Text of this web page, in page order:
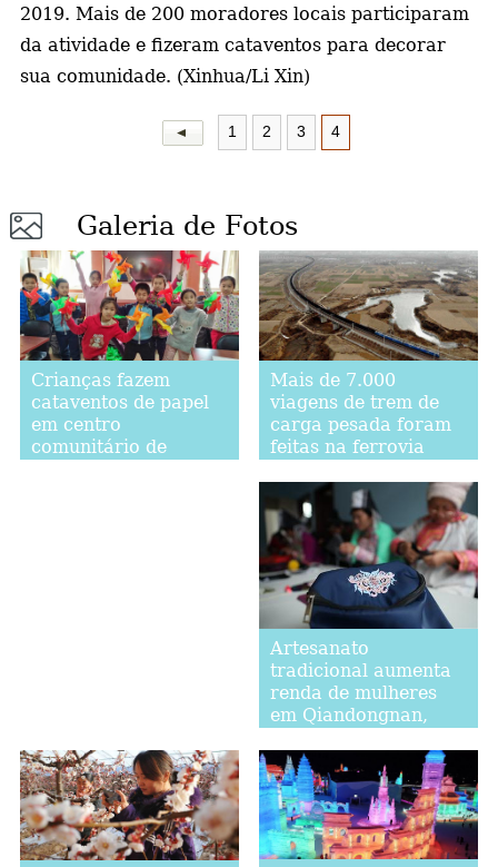
2019. Mais de 200 moradores locais participaram
da atividade e fizeram cataventos para decorar
sua comunidade. (Xinhua/Li Xin)
1 2 3 4
Galeria de Fotos
Crianças fazem
cataventos de papel
em centro
comunitário de
Mais de 7.000
viagens de trem de
carga pesada foram
feitas na ferrovia
2018
Artesanato
tradicional aumenta
renda de mulheres
em Qiandongnan,